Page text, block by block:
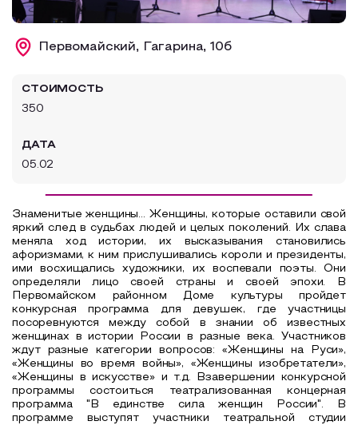
Образовательный туризм
Аттестованные экскурсоводы
Все маршруты
Первомайский, Гагарина, 10б
СТОИМОСТЬ
350
ДАТА
05.02
Знаменитые женщины… Женщины, которые оставили свой
яркий след в судьбах людей и целых поколений. Их слава
меняла ход истории, их высказывания становились
афоризмами, к ним прислушивались короли и президенты,
ими восхищались художники, их воспевали поэты. Они
определяли лицо своей страны и своей эпохи. В
Первомайском районном Доме культуры пройдет
конкурсная программа для девушек, где участницы
посоревнуются между собой в знании об известных
женщинах в истории России в разные века. Участников
ждут разные категории вопросов: «Женщины на Руси»,
«Женщины во время войны», «Женщины изобретатели»,
«Женщины в искусстве» и т.д. Взавершении конкурсной
программы состоиться театрализованная концерная
программа "В единстве сила женщин России". В
программе выступят участники театральной студии